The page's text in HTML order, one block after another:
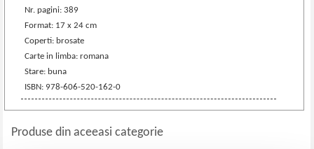
Nr. pagini: 389
Format: 17 x 24 cm
Coperti: brosate
Carte in limba: romana
Stare: buna
ISBN: 978-606-520-162-0
Produse din aceeasi categorie